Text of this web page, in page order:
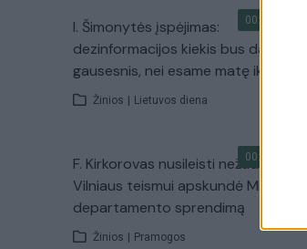
00:17:22
I. Šimonytės įspėjimas:
dezinformacijos kiekis bus daug
gausesnis, nei esame matę iki šiol
Žinios Lietuvos diena
00:00:29
F. Kirkorovas nusileisti nežada –
Vilniaus teismui apskundė Migracijos
departamento sprendimą
Žinios Pramogos